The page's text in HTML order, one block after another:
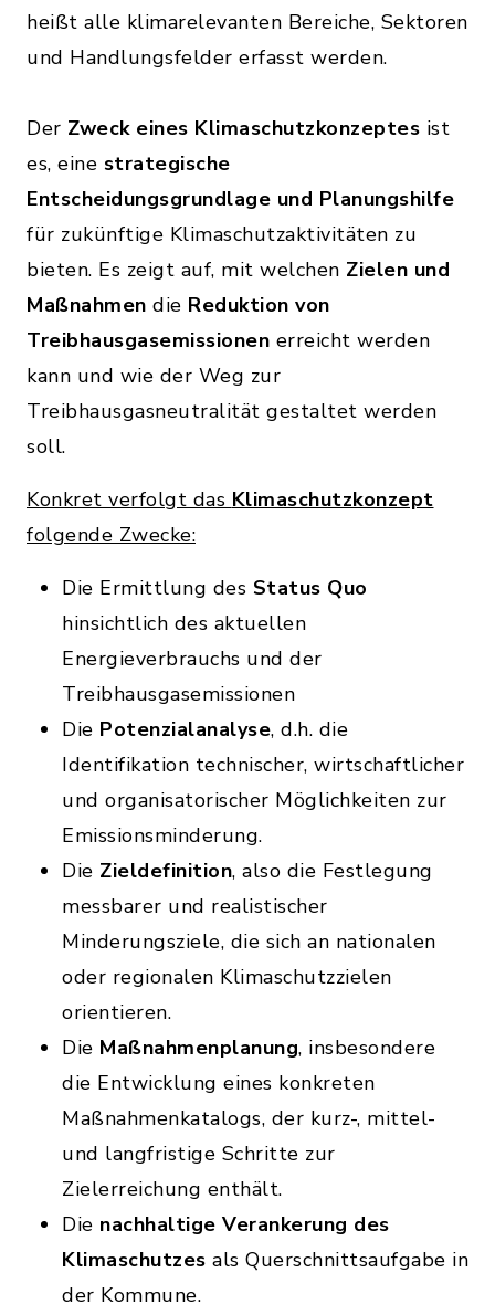
heißt alle klimarelevanten Bereiche, Sektoren
und Handlungsfelder erfasst werden.
Der Zweck eines Klimaschutzkonzeptes ist
es, eine strategische
Entscheidungsgrundlage und Planungshilfe
für zukünftige Klimaschutzaktivitäten zu
bieten. Es zeigt auf, mit welchen Zielen und
Maßnahmen die Reduktion von
Treibhausgasemissionen erreicht werden
kann und wie der Weg zur
Treibhausgasneutralität gestaltet werden
soll.
Konkret verfolgt das Klimaschutzkonzept
folgende Zwecke:
Die Ermittlung des Status Quo
hinsichtlich des aktuellen
Energieverbrauchs und der
Treibhausgasemissionen
Die Potenzialanalyse, d.h. die
Identifikation technischer, wirtschaftlicher
und organisatorischer Möglichkeiten zur
Emissionsminderung.
Die Zieldefinition, also die Festlegung
messbarer und realistischer
Minderungsziele, die sich an nationalen
oder regionalen Klimaschutzzielen
orientieren.
Die Maßnahmenplanung, insbesondere
die Entwicklung eines konkreten
Maßnahmenkatalogs, der kurz-, mittel-
und langfristige Schritte zur
Zielerreichung enthält.
Die nachhaltige Verankerung des
Klimaschutzes als Querschnittsaufgabe in
der Kommune.